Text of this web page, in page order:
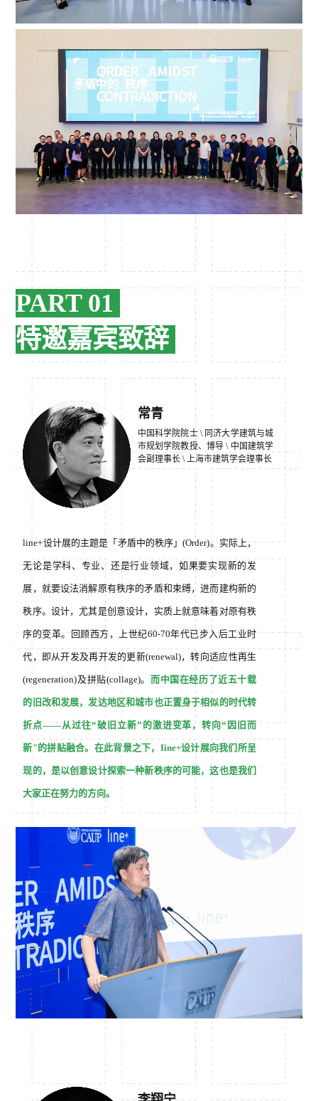
PART 01
特邀嘉宾致辞
常青
中国科学院院士 \ 同济大学建筑与城
市规划学院教授、博导 \ 中国建筑学
会副理事长 \ 上海市建筑学会理事长
line+设计展的主题是「矛盾中的秩序」(Order)。实际上，
无论是学科、专业、还是行业领域，如果要实现新的发
展，就要设法消解原有秩序的矛盾和束缚，进而建构新的
秩序。设计，尤其是创意设计，实质上就意味着对原有秩
序的变革。回顾西方，上世纪60-70年代已步入后工业时
代，即从开发及再开发的更新(renewal)，转向适应性再生
(regeneration)及拼贴(collage)。而中国在经历了近五十载
的旧改和发展，发达地区和城市也正置身于相似的时代转
折点——从过往“破旧立新”的激进变革，转向“因旧而
新"的拼贴融合。在此背景之下，Iine+设计展向我们所呈
现的，是以创意设计探索一种新秩序的可能，这也是我们
大家正在努力的方向。